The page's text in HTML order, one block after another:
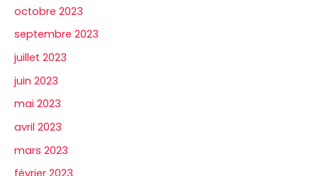
octobre 2023
septembre 2023
juillet 2023
juin 2023
mai 2023
avril 2023
mars 2023